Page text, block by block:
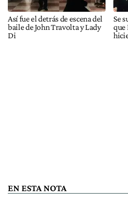
Así fue el detrás de escena del
baile de John Travolta y Lady
Di
Se
que
EN ESTA NOTA